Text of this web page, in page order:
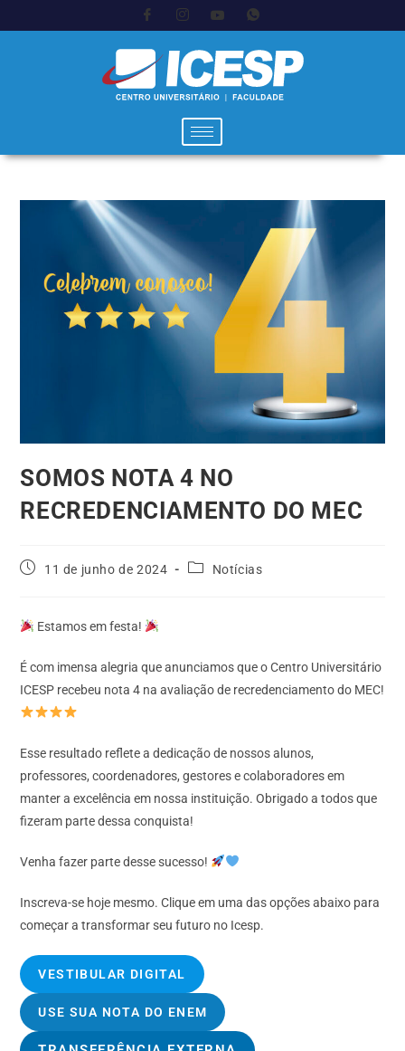
SOMOS NOTA 4 NO
RECREDENCIAMENTO DO MEC
11 de junho de 2024 Notícias
Estamos em festa!
É com imensa alegria que anunciamos que o Centro Universitário
ICESP recebeu nota 4 na avaliação de recredenciamento do MEC!
Esse resultado reflete a dedicação de nossos alunos,
professores, coordenadores, gestores e colaboradores em
manter a excelência em nossa instituição. Obrigado a todos que
fizeram parte dessa conquista!
Venha fazer parte desse sucesso!
Inscreva-se hoje mesmo. Clique em uma das opções abaixo para
começar a transformar seu futuro no Icesp.
VESTIBULAR DIGITAL
USE SUA NOTA DO ENEM